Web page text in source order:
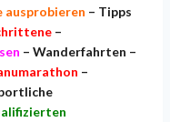
ausprobieren – Tipps
–
– Wanderfahrten –
–